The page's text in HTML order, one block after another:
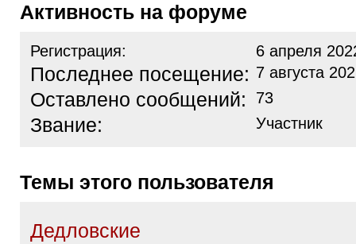
Активность на форуме
Регистрация: 6 апреля
Последнее посещение: 7 августа
Оставлено сообщений: 73
Звание: Участник
Темы этого пользователя
Дедловские